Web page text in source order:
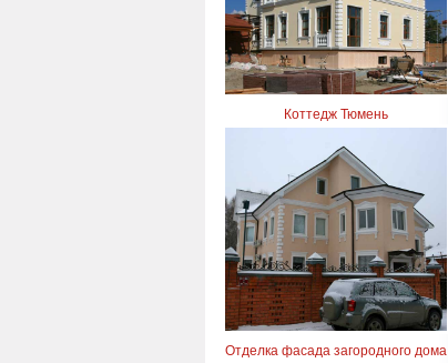
Коттедж Тюмень
Отделка фасада загородного дома